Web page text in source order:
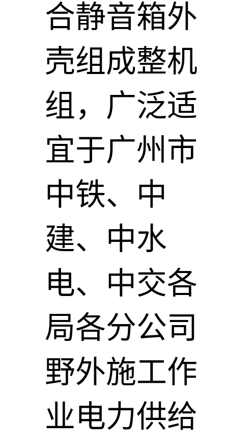
合静音箱外
壳组成整机
组，广泛适
宜于广州市
中铁、中
建、中水
电、中交各
局各分公司
野外施工作
业电力供给